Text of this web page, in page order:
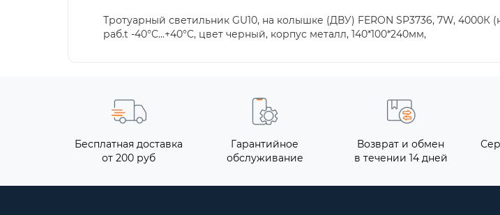
Тротуарный светильник GU10, на колышке (ДВУ) FERON SP3736, 7W, 4000К
раб.t -40°C...+40°C, цвет черный, корпус металл, 140*100*240мм,
Бесплатная доставка
от 200 руб
Гарантийное
обслуживание
Возврат и обмен
в течении 14 дней